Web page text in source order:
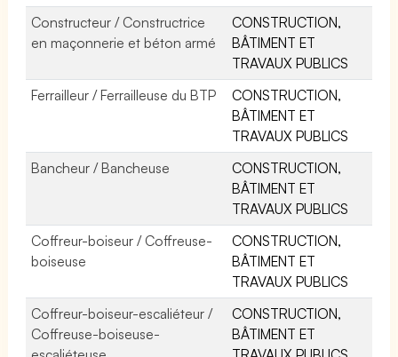
Constructeur / Constructrice
en maçonnerie et béton armé
CONSTRUCTION,
BÂTIMENT ET
TRAVAUX PUBLICS
Ferrailleur / Ferrailleuse du BTP
CONSTRUCTION,
BÂTIMENT ET
TRAVAUX PUBLICS
Bancheur / Bancheuse
CONSTRUCTION,
BÂTIMENT ET
TRAVAUX PUBLICS
Coffreur-boiseur / Coffreuse-
boiseuse
CONSTRUCTION,
BÂTIMENT ET
TRAVAUX PUBLICS
Coffreur-boiseur-escaliéteur /
Coffreuse-boiseuse-
CONSTRUCTION,
BÂTIMENT ET